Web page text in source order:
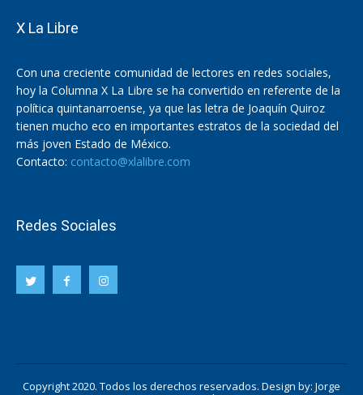
X La Libre
Con una creciente comunidad de lectores en redes sociales,
hoy la Columna X La Libre se ha convertido en referente de la
política quintanarroense, ya que las letra de Joaquín Quiroz
tienen mucho eco en importantes estratos de la sociedad del
más joven Estado de México.
Contacto: contacto@xlalibre.com
Redes Sociales
Copyright 2020. Todos los derechos reservados. Design by: Jorge